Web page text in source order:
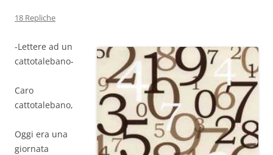
18 Repliche
-Lettere ad un
cattotalebano-
Caro
cattotalebano,
Oggi era una
giornata